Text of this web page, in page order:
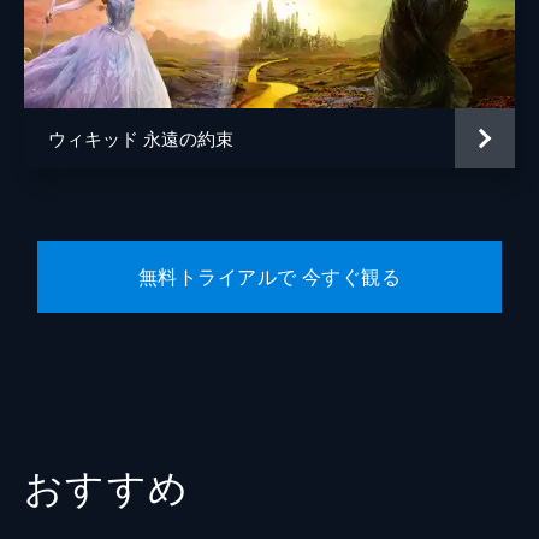
デイナ・フォックス
原作 グレゴリー・マグワイア
音楽 ジョン・パウエル
スティーヴン・シュワルツ
デヴィッド・ストーン
ウィキッド 永遠の約束
無料トライアルで 今すぐ観る
おすすめ